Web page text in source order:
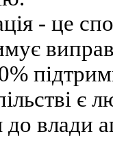
- це
до влади